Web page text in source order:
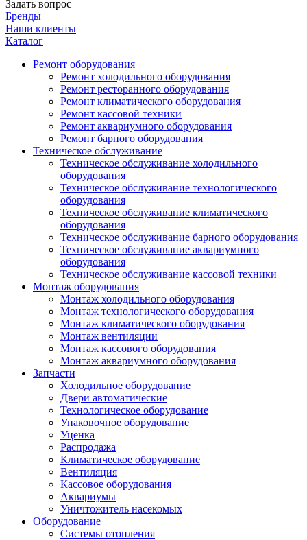
Задать вопрос
Бренды
Наши клиенты
Каталог
Ремонт оборудования
Ремонт холодильного оборудования
Ремонт ресторанного оборудования
Ремонт климатического оборудования
Ремонт кассовой техники
Ремонт аквариумного оборудования
Ремонт барного оборудования
Техническое обслуживание
Техническое обслуживание холодильного
оборудования
Техническое обслуживание технологического
оборудования
Техническое обслуживание климатического
оборудования
Техническое обслуживание барного оборудования
Техническое обслуживание аквариумного
оборудования
Техническое обслуживание кассовой техники
Монтаж оборудования
Монтаж холодильного оборудования
Монтаж технологического оборудования
Монтаж климатического оборудования
Монтаж вентиляции
Монтаж кассового оборудования
Монтаж аквариумного оборудования
Запчасти
Холодильное оборудование
Двери автоматические
Технологическое оборудование
Упаковочное оборудование
Уценка
Распродажа
Климатическое оборудование
Вентиляция
Кассовое оборудования
Аквариумы
Уничтожитель насекомых
Оборудование
Системы отопления